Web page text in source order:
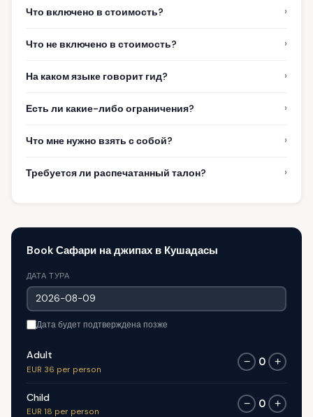
Что включено в стоимость? ›
Что не включено в стоимость? ›
На каком языке говорит гид? ›
Есть ли какие-либо ограничения? ›
Что мне нужно взять с собой? ›
Требуется ли распечатанный талон? ›
Book Сафари на джипах в Кушадасы
ДАТА ТУРА
Дата будет подтверждена позже
Adult
EUR 36 per person
− 0 +
Child
EUR 18 per person
− 0 +